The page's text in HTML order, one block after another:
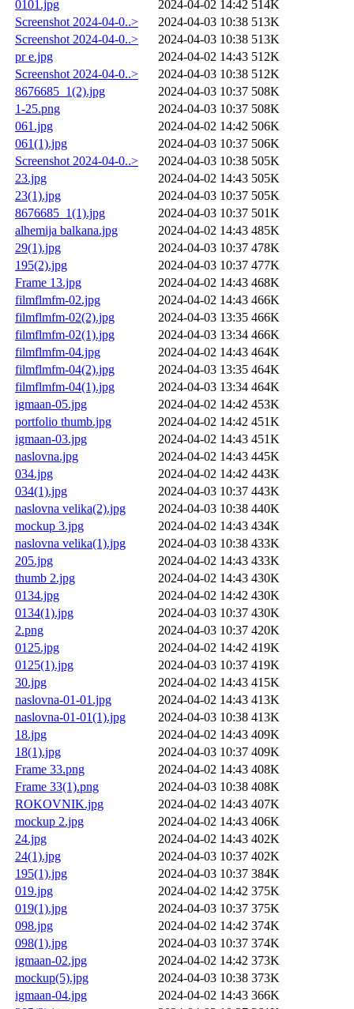
0101.jpg 2024-04-02 14:42 514K
Screenshot 2024-04-0..>
2024-04-03 10:38 513K
Screenshot 2024-04-0..>
2024-04-03 10:38 513K
pr e.jpg
2024-04-02 14:43 512K
Screenshot 2024-04-0..>
2024-04-03 10:38 512K
8676685_1(2).jpg
2024-04-03 10:37 508K
1-25.png
2024-04-03 10:37 508K
061.jpg
2024-04-02 14:42 506K
061(1).jpg
2024-04-03 10:37 506K
Screenshot 2024-04-0..>
2024-04-03 10:38 505K
23.jpg
2024-04-02 14:43 505K
23(1).jpg
2024-04-03 10:37 505K
8676685_1(1).jpg
2024-04-03 10:37 501K
alhemija balkana.jpg
2024-04-02 14:43 485K
29(1).jpg
2024-04-03 10:37 478K
195(2).jpg
2024-04-03 10:37 477K
Frame 13.jpg
2024-04-02 14:43 468K
filmflmfm-02.jpg
2024-04-02 14:43 466K
filmflmfm-02(2).jpg
2024-04-03 13:35 466K
filmflmfm-02(1).jpg
2024-04-03 13:34 466K
filmflmfm-04.jpg
2024-04-02 14:43 464K
filmflmfm-04(2).jpg
2024-04-03 13:35 464K
filmflmfm-04(1).jpg
2024-04-03 13:34 464K
igmaan-05.jpg
2024-04-02 14:42 453K
portfolio thumb.jpg
2024-04-02 14:42 451K
igmaan-03.jpg
2024-04-02 14:43 451K
naslovna.jpg
2024-04-02 14:43 445K
034.jpg
2024-04-02 14:42 443K
034(1).jpg
2024-04-03 10:37 443K
naslovna velika(2).jpg
2024-04-03 10:38 440K
mockup 3.jpg
2024-04-02 14:43 434K
naslovna velika(1).jpg
2024-04-03 10:38 433K
205.jpg
2024-04-02 14:43 433K
thumb 2.jpg
2024-04-02 14:43 430K
0134.jpg
2024-04-02 14:42 430K
0134(1).jpg
2024-04-03 10:37 430K
2.png
2024-04-03 10:37 420K
0125.jpg
2024-04-02 14:42 419K
0125(1).jpg
2024-04-03 10:37 419K
30.jpg
2024-04-02 14:43 415K
naslovna-01-01.jpg
2024-04-02 14:43 413K
naslovna-01-01(1).jpg
2024-04-03 10:38 413K
18.jpg
2024-04-02 14:43 409K
18(1).jpg
2024-04-03 10:37 409K
Frame 33.png
2024-04-02 14:43 408K
Frame 33(1).png
2024-04-03 10:38 408K
ROKOVNIK.jpg
2024-04-02 14:43 407K
mockup 2.jpg
2024-04-02 14:43 406K
24.jpg
2024-04-02 14:43 402K
24(1).jpg
2024-04-03 10:37 402K
195(1).jpg
2024-04-03 10:37 384K
019.jpg
2024-04-02 14:42 375K
019(1).jpg
2024-04-03 10:37 375K
098.jpg
2024-04-02 14:42 374K
098(1).jpg
2024-04-03 10:37 374K
igmaan-02.jpg
2024-04-02 14:42 373K
mockup(5).jpg
2024-04-03 10:38 373K
igmaan-04.jpg
2024-04-02 14:43 366K